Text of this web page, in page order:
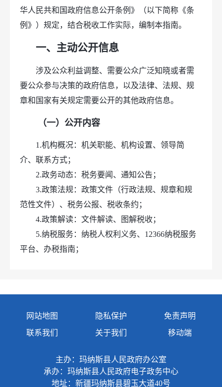
华人民共和国政府信息公开条例》（以下简称《条
例》）规定，结合税收工作实际，编制本指南。
一、主动公开信息
涉及公众利益调整、需要公众广泛知晓或者需
要公众参与决策的政府信息，以及法律、法规、规
章和国家有关规定需要公开的其他政府信息。
（一）公开内容
1.机构概况：机关职能、机构设置、领导简
介、联系方式；
2.政务动态：税务要闻、通知公告；
3.政策法规：政策文件（行政法规、规章和规
范性文件）、税务公报、税收条约；
4.政策解读：文件解读、图解税收；
5.纳税服务：纳税人权利义务、12366纳税服务
平台、办税指南；
7.税收统计：税收统计；
9.政府信息公开：政府信息公开规定、指南、
10.建议提案复文公开：全国人大建议复文公
开、全国政协提案复文公开；
网站地图 隐私保护
免责声明
联系我们
关于我们 移动端
主办：玛纳斯县人民政府办公室
承办：玛纳斯县人民政府电子政务中心
地址：新疆玛纳斯县碧玉大道40号